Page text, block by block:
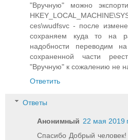
"Вручную" можно
ces\wudfsvc - после
сохраняем куда то на
надобности переводим
сохраненной части
"Вручную" к сожалению не
Ответить
Ответы
Анонимный 22 мая 2019
Спасибо Добрый